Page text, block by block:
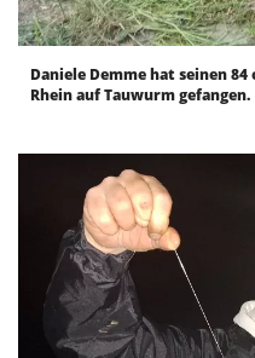
Daniele Demme hat seinen
Rhein auf Tauwurm gefangen.